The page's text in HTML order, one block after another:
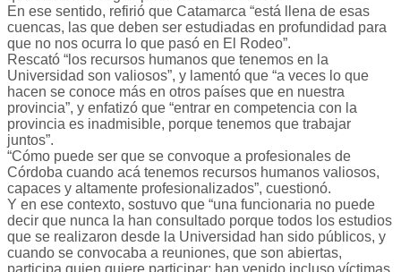
En ese sentido, refirió que Catamarca “está llena de esas
cuencas, las que deben ser estudiadas en profundidad para
que no nos ocurra lo que pasó en El Rodeo”.
Rescató “los recursos humanos que tenemos en la
Universidad son valiosos”, y lamentó que “a veces lo que
hacen se conoce más en otros países que en nuestra
provincia”, y enfatizó que “entrar en competencia con la
provincia es inadmisible, porque tenemos que trabajar
juntos”.
“Cómo puede ser que se convoque a profesionales de
Córdoba cuando acá tenemos recursos humanos valiosos,
capaces y altamente profesionalizados”, cuestionó.
Y en ese contexto, sostuvo que “una funcionaria no puede
decir que nunca la han consultado porque todos los estudios
que se realizaron desde la Universidad han sido públicos, y
cuando se convocaba a reuniones, que son abiertas,